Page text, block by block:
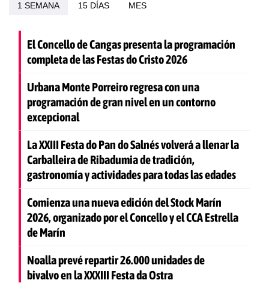
1 SEMANA 15 DÍAS MES
El Concello de Cangas presenta la programación
completa de las Festas do Cristo 2026
Urbana Monte Porreiro regresa con una
programación de gran nivel en un contorno
excepcional
La XXIII Festa do Pan do Salnés volverá a llenar la
Carballeira de Ribadumia de tradición,
gastronomía y actividades para todas las edades
Comienza una nueva edición del Stock Marín
2026, organizado por el Concello y el CCA Estrella
de Marín
Noalla prevé repartir 26.000 unidades de
bivalvo en la XXXIII Festa da Ostra